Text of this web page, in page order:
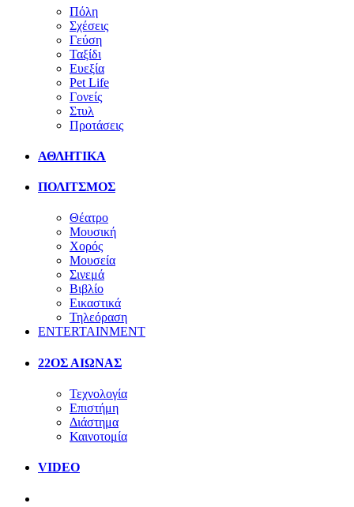
Πόλη
Σχέσεις
Γεύση
Ταξίδι
Ευεξία
Pet Life
Γονείς
Στυλ
Προτάσεις
ΑΘΛΗΤΙΚΑ
ΠΟΛΙΤΣΜΟΣ
Θέατρο
Μουσική
Χορός
Μουσεία
Σινεμά
Βιβλίο
Εικαστικά
Τηλεόραση
ENTERTAINMENT
22ΟΣ ΑΙΩΝΑΣ
Τεχνολογία
Επιστήμη
Διάστημα
Καινοτομία
VIDEO